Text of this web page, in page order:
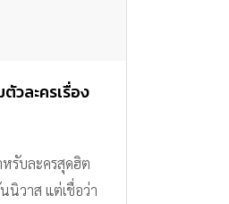
วละครเรื่อง
รับละครสุดฮิต
นิวาส แต่เชื่อว่า